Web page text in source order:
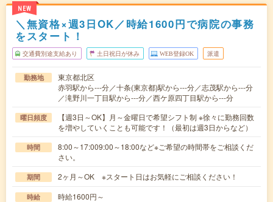
NEW
＼無資格×週3日OK／時給1600円で病院の事務
をスタート！
交通費別途支給あり 土日祝日が休み WEB登録OK 派遣
勤務地
東京都北区
赤羽駅から---分／十条(東京都)駅から---分／志茂駅から---分
／滝野川一丁目駅から---分／西ケ原四丁目駅から---分
曜日頻度
【週3日～OK】月～金曜日で希望シフト制 ※徐々に勤務回数
を増やしていくことも可能です！（最初は週3日からなど）
時間
8:00～17:009:00～18:00など※ご希望の時間帯をご相談くだ
さい。
期間 2ヶ月～OK ※スタート日はお気軽にご相談ください！
時給 時給1600円～